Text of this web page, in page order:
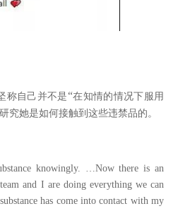
称自己并不是“在知情的情况下服用
究她是如何接触到这些违禁品的。
knowingly. …Now there is an
and I are doing everything we can
has come into contact with my